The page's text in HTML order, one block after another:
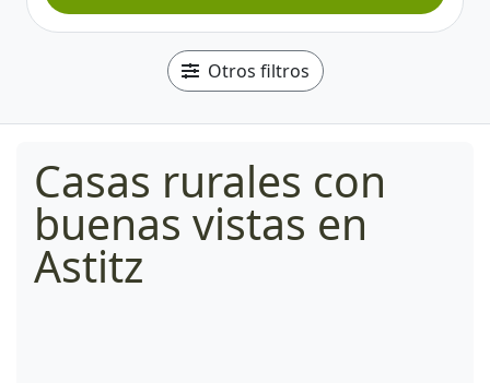
Otros filtros
Casas rurales con
buenas vistas en
Astitz